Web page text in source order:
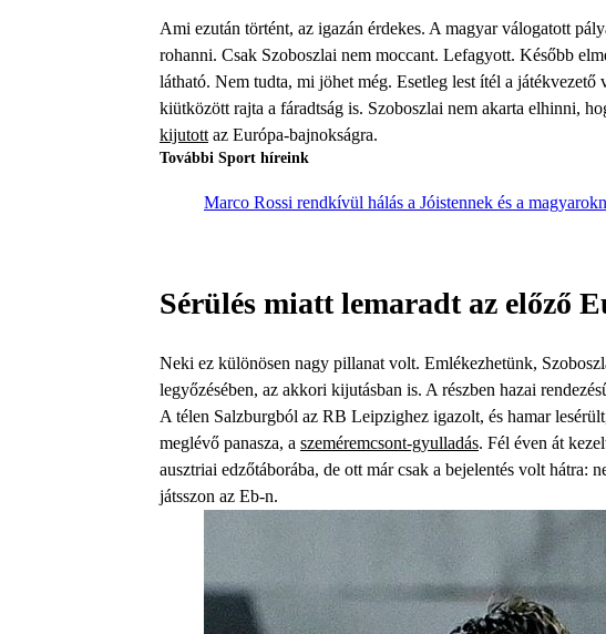
Ami ezután történt, az igazán érdekes. A magyar válogatott
rohanni. Csak Szoboszlai nem moccant. Lefagyott. Később
látható. Nem tudta, mi jöhet még. Esetleg lest ítél a játékvezető
kiütközött rajta a fáradtság is. Szoboszlai nem akarta elhinni,
kijutott az Európa-bajnokságra.
További Sport híreink
Marco Rossi rendkívül hálás a Jóistennek és a
Sérülés miatt lemaradt az előző
Neki ez különösen nagy pillanat volt. Emlékezhetünk,
legyőzésében, az akkori kijutásban is. A részben hazai
A télen Salzburgból az RB Leipzighez igazolt, és hamar
meglévő panasza, a szeméremcsont-gyulladás. Fél éven át
ausztriai edzőtáborába, de ott már csak a bejelentés volt hátra:
játsszon az Eb-n.